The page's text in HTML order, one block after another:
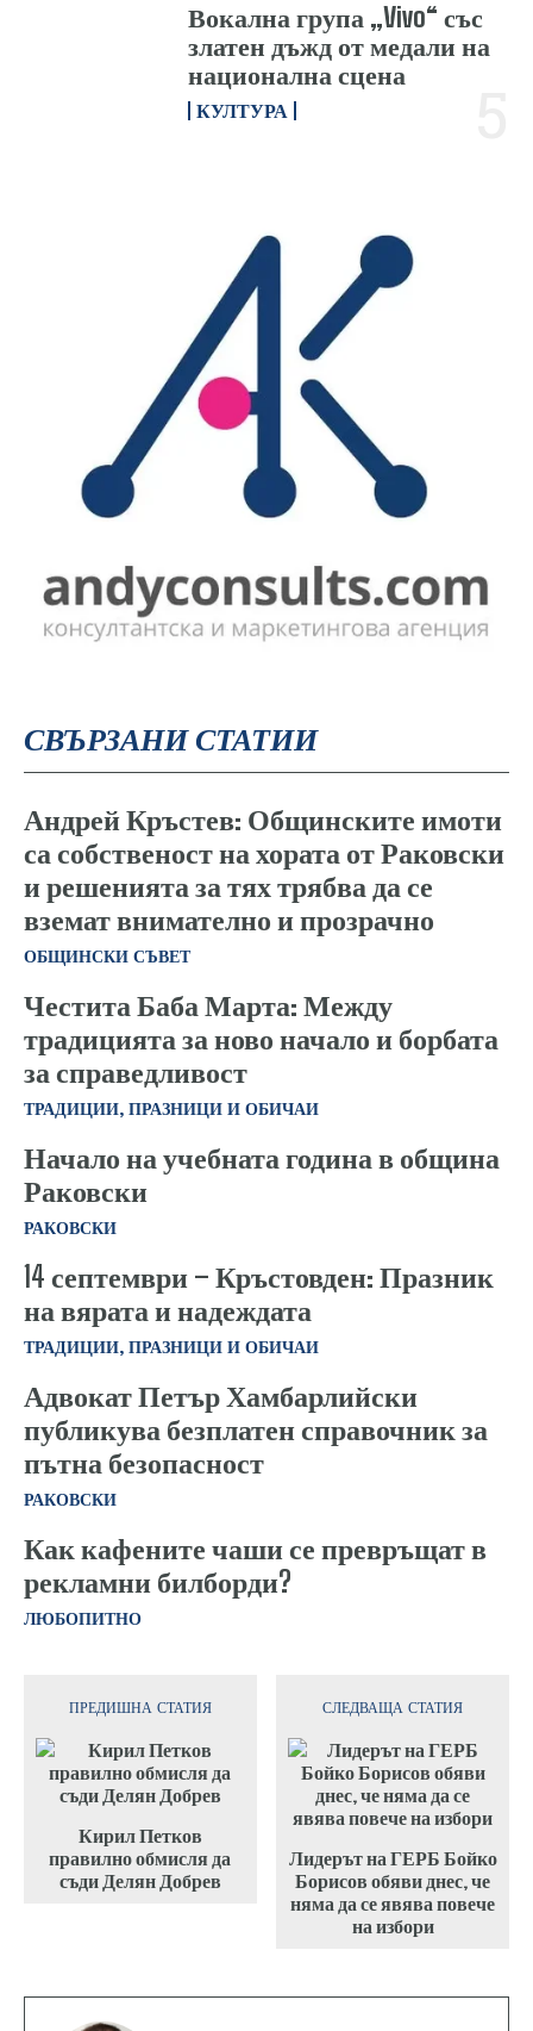
Вокална група „Vivo“ със
златен дъжд от медали на
национална сцена
КУЛТУРА
СВЪРЗАНИ СТАТИИ
Андрей Кръстев: Общинските имоти
са собственост на хората от Раковски
и решенията за тях трябва да се
вземат внимателно и прозрачно
ОБЩИНСКИ СЪВЕТ
Честита Баба Марта: Между
традицията за ново начало и борбата
за справедливост
ТРАДИЦИИ, ПРАЗНИЦИ И ОБИЧАИ
Начало на учебната година в община
Раковски
РАКОВСКИ
14 септември – Кръстовден: Празник
на вярата и надеждата
ТРАДИЦИИ, ПРАЗНИЦИ И ОБИЧАИ
Адвокат Петър Хамбарлийски
публикува безплатен справочник за
пътна безопасност
РАКОВСКИ
Как кафените чаши се превръщат в
рекламни билборди?
ЛЮБОПИТНО
ПРЕДИШНА СТАТИЯ
Кирил Петков
правилно обмисля да
съди Делян Добрев
СЛЕДВАЩА СТАТИЯ
Лидерът на ГЕРБ Бойко
Борисов обяви днес, че
няма да се явява повече
на избори